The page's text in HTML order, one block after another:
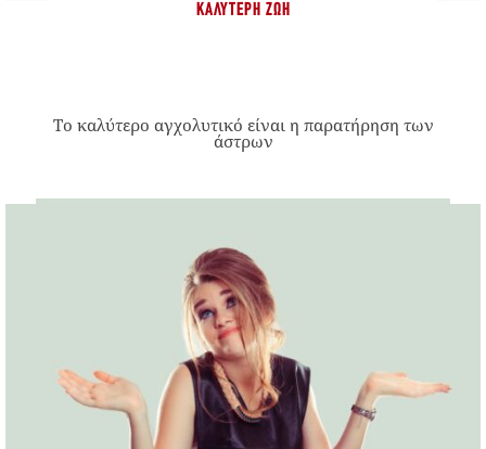
ΚΑΛΎΤΕΡΗ ΖΩΉ
Το καλύτερο αγχολυτικό είναι η παρατήρηση των
άστρων